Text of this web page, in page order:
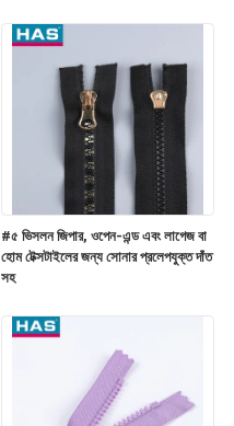
#৫ ভিসলন জিপার, ওপেন-এন্ড এবং লাগেজ বা
হোম টেক্সটাইলের জন্য সোনার প্রলেপযুক্ত দাঁত
সহ